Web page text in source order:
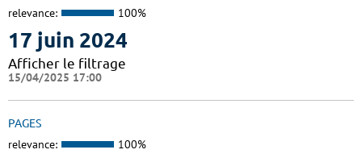
relevance: 100%
17 juin 2024
Afficher le filtrage
15/04/2025 17:00
PAGES
relevance: 100%